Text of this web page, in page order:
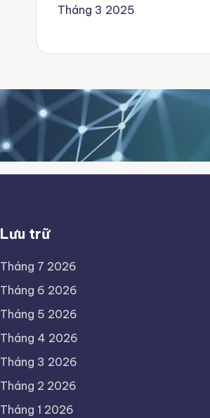
Tháng 3 2025
Lưu trữ
Tháng 7 2026
Tháng 6 2026
Tháng 5 2026
Tháng 4 2026
Tháng 3 2026
Tháng 2 2026
Tháng 1 2026